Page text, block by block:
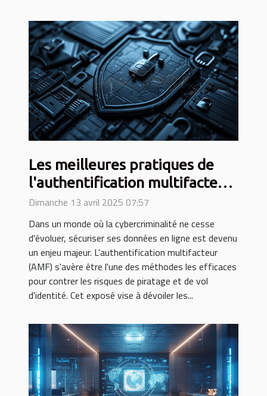
Les meilleures pratiques de
l'authentification multifacteur
pour renforcer la sécurité en
ligne
Dimanche 13 avril 2025 07:57
Dans un monde où la cybercriminalité ne cesse
d'évoluer, sécuriser ses données en ligne est devenu
un enjeu majeur. L'authentification multifacteur
(AMF) s'avère être l'une des méthodes les efficaces
pour contrer les risques de piratage et de vol
d'identité. Cet exposé vise à dévoiler les...